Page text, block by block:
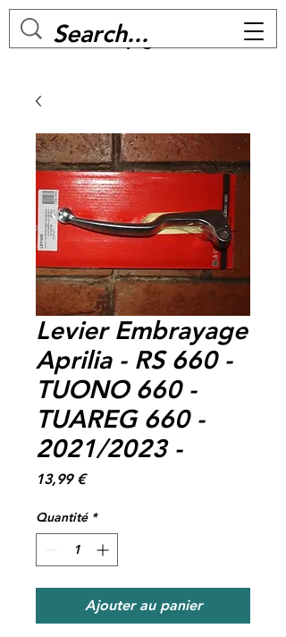
MC BIKE Perpignan
Levier Embrayage
Aprilia - RS 660 -
TUONO 660 -
TUAREG 660 -
2021/2023 -
13,99 €Prix
Quantité *
Ajouter au panier